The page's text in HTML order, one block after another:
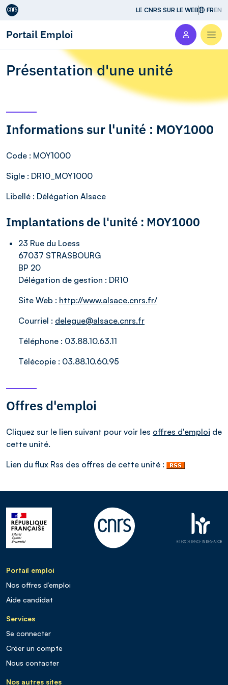
Aller au contenu LE CNRS SUR LE WEB FREN
Portail Emploi
Présentation d'une unité
Informations sur l'unité : MOY1000
Code : MOY1000
Sigle : DR10_MOY1000
Libellé : Délégation Alsace
Implantations de l'unité : MOY1000
23 Rue du Loess
67037 STRASBOURG
BP 20
Délégation de gestion : DR10
Site Web : http://www.alsace.cnrs.fr/
Courriel : delegue@alsace.cnrs.fr
Téléphone : 03.88.10.63.11
Télécopie : 03.88.10.60.95
Offres d'emploi
Cliquez sur le lien suivant pour voir les offres d'emploi de
cette unité.
Lien du flux Rss des offres de cette unité :
Portail emploi
Nos offres d’emploi
Aide candidat
Services
Se connecter
Créer un compte
Nous contacter
Nos autres sites